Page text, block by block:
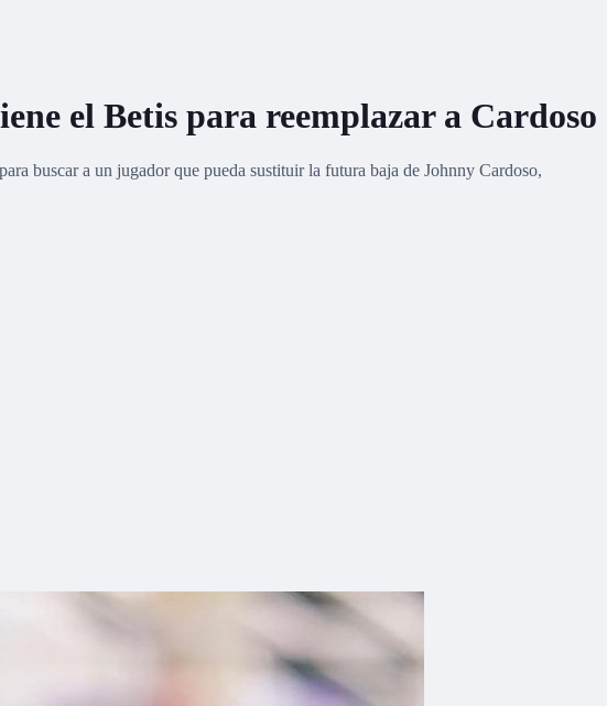
el Betis para reemplazar a Cardoso
buscar a un jugador que pueda sustituir la futura baja de Johnny Cardoso,